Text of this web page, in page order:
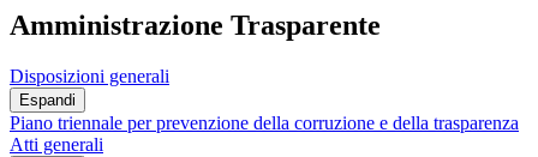
Amministrazione Trasparente
Disposizioni generali
Espandi
Piano triennale per prevenzione della corruzione e della trasparenza
Atti generali